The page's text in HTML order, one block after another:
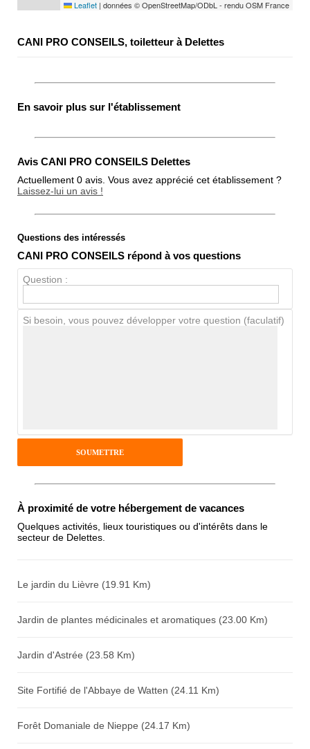
Leaflet | données © OpenStreetMap/ODbL - rendu OSM France
CANI PRO CONSEILS, toiletteur à Delettes
En savoir plus sur l'établissement
Avis CANI PRO CONSEILS Delettes
Actuellement 0 avis. Vous avez apprécié cet établissement ?
Laissez-lui un avis !
Note globale
Antispam - Combien font 7x4 (en
chiffres) :
Questions des intéressés
CANI PRO CONSEILS répond à vos questions
Question :
Si besoin, vous pouvez développer votre question (faculatif)
À proximité de votre hébergement de vacances
Quelques activités, lieux touristiques ou d'intérêts dans le
secteur de Delettes.
Le jardin du Lièvre (19.91 Km)
Jardin de plantes médicinales et aromatiques (23.00 Km)
Jardin d'Astrée (23.58 Km)
Site Fortifié de l'Abbaye de Watten (24.11 Km)
Forêt Domaniale de Nieppe (24.17 Km)